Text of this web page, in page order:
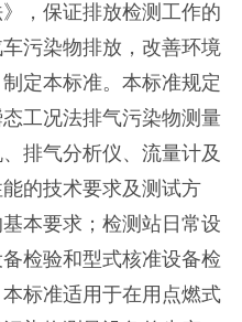
，保证排放检测工作的
污染物排放，改善环境
定本标准。本标准规定
工况法排气污染物测量
排气分析仪、流量计及
的技术要求及测试方
本要求；检测站日常设
检验和型式核准设备检
标准适用于在用点燃式